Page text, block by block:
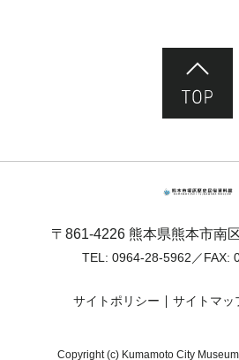
〒861-4226 熊本県熊本市南
TEL: 0964-28-5962 ／FAX:
サイトポリシー サイトマッ
Copyright (c) Kumamoto City